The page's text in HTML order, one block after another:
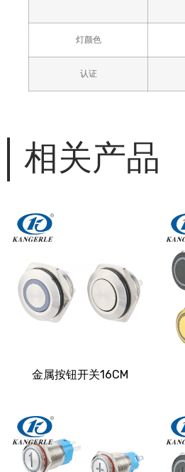
灯颜色
认证
相关产品
金属按钮开关16CM